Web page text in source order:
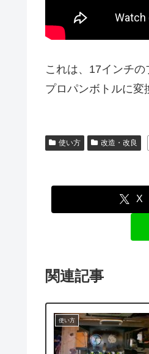
これは、17インチ
プロパンボトルに変
使い方 改造・改良
X
関連記事
使い方